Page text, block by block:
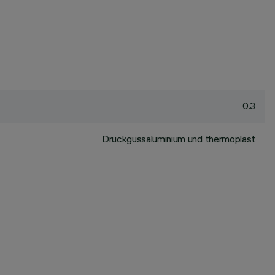
0.3
Druckgussaluminium und thermoplast